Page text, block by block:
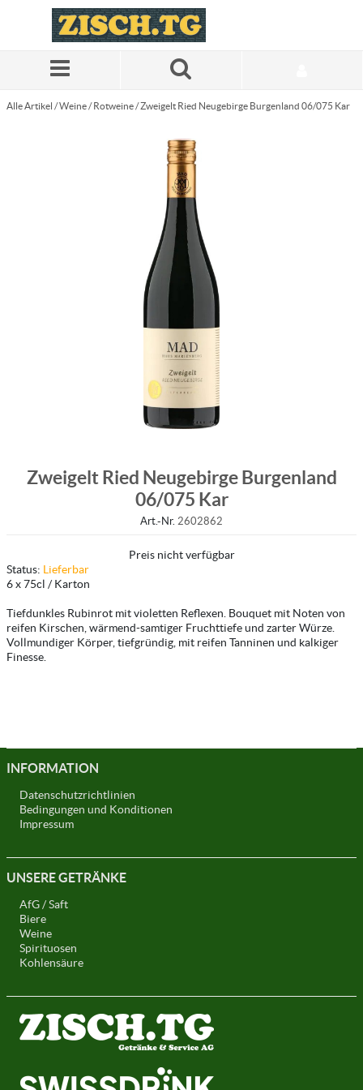
Zum Hauptinhalt springen
Alle Artikel /Weine / Rotweine /Zweigelt Ried Neugebirge Burgenland 06/075 Kar
Zweigelt Ried Neugebirge Burgenland
06/075 Kar
Art.-Nr. 2602862
Preis nicht verfügbar
Status: Lieferbar
6 x 75cl / Karton
Tiefdunkles Rubinrot mit violetten Reflexen. Bouquet mit Noten von
reifen Kirschen, wärmend-samtiger Fruchttiefe und zarter Würze.
Vollmundiger Körper, tiefgründig, mit reifen Tanninen und kalkiger
Finesse.
INFORMATION
Datenschutzrichtlinien
Bedingungen und Konditionen
Impressum
UNSERE GETRÄNKE
AfG / Saft
Biere
Weine
Spirituosen
Kohlensäure